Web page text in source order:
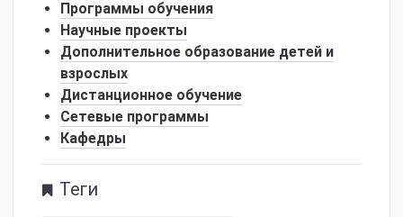
Программы обучения
Научные проекты
Дополнительное образование детей и
взрослых
Дистанционное обучение
Сетевые программы
Кафедры
Теги